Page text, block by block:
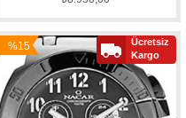
%15
İndirim
Ücretsiz
Kargo